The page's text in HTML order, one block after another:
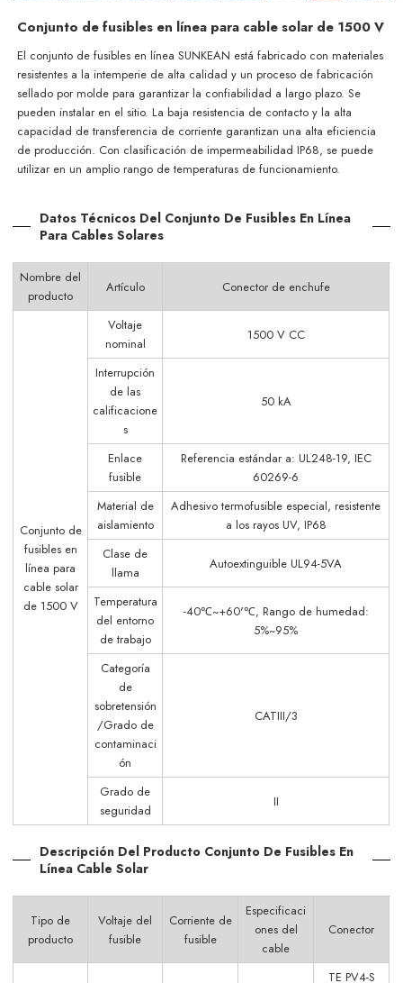
Conjunto de fusibles en línea para cable solar de 1500 V
El conjunto de fusibles en línea SUNKEAN está fabricado con materiales
resistentes a la intemperie de alta calidad y un proceso de fabricación
sellado por molde para garantizar la confiabilidad a largo plazo. Se
pueden instalar en el sitio. La baja resistencia de contacto y la alta
capacidad de transferencia de corriente garantizan una alta eficiencia
de producción. Con clasificación de impermeabilidad IP68, se puede
utilizar en un amplio rango de temperaturas de funcionamiento.
Datos Técnicos Del Conjunto De Fusibles En Línea
Para Cables Solares
Nombre del
producto
Artículo Conector de enchufe
Conjunto de
fusibles en
línea para
cable solar
de 1500 V
Voltaje
nominal
1500 V CC
Interrupción
de las
calificacione
s
50 kA
Enlace
fusible
Referencia estándar a: UL248-19, IEC
60269-6
Material de
aislamiento
Adhesivo termofusible especial, resistente
a los rayos UV, IP68
Clase de
llama
Autoextinguible UL94-5VA
Temperatura
del entorno
de trabajo
-40℃~+60'℃, Rango de humedad:
5%~95%
Categoría
de
sobretensión
/Grado de
contaminaci
ón
CATIII/3
Grado de
seguridad
II
Descripción Del Producto Conjunto De Fusibles En
Línea Cable Solar
Tipo de
producto
Voltaje del
fusible
Corriente de
fusible
Especificaci
ones del
cable
Conector
TE PV4-S